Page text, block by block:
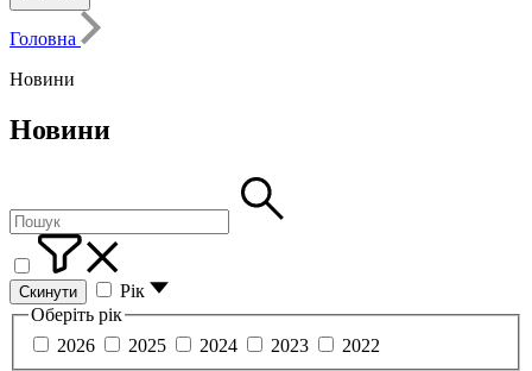
Головна
Новини
Новини
Скинути
Рік
Оберіть рік
2026
2025 2024 2023
2022